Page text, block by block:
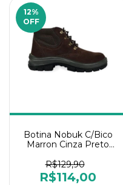
12%
OFF
Botina Nobuk C/Bico
Marron Cinza Preto
R$129,90
R$114,00